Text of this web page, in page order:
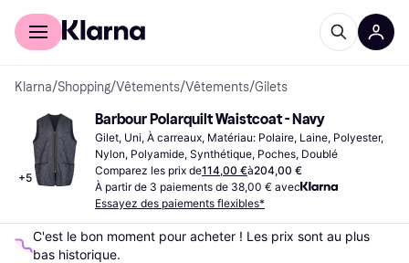
Acheter avec Klarna
Klarna/Shopping/Vêtements/Vêtements/Gilets
+5
Barbour Polarquilt Waistcoat - Navy
Gilet, Uni, À carreaux, Matériau: Polaire, Laine, Polyester,
Nylon, Polyamide, Synthétique, Poches, Doublé
Comparez les prix de114,00 €à204,00 €
À partir de 3 paiements de 38,00 € avec
Essayez des paiements flexibles*
C'est le bon moment pour acheter ! Les prix sont au plus
bas historique.